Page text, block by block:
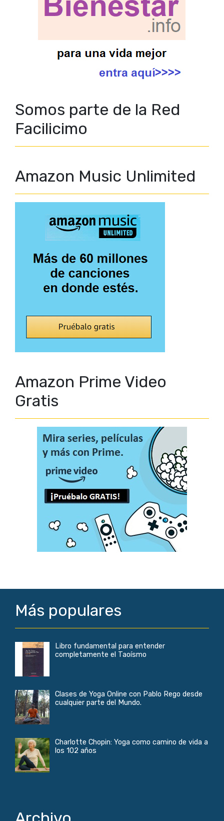
Somos parte de la Red
Facilicimo
Amazon Music Unlimited
Amazon Prime Video
Gratis
Más populares
Libro fundamental para entender
completamente el Taoísmo
Clases de Yoga Online con Pablo Rego desde
cualquier parte del Mundo.
Charlotte Chopin: Yoga como camino de vida a
los 102 años